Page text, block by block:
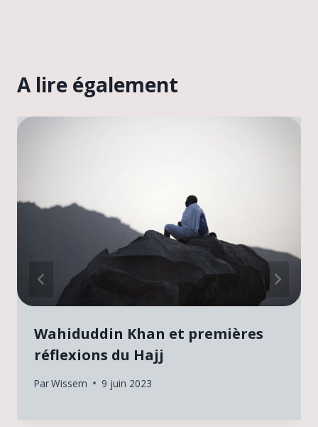
A lire également
Wahiduddin Khan et premières
réflexions du Hajj
ParWissem 9 juin 2023